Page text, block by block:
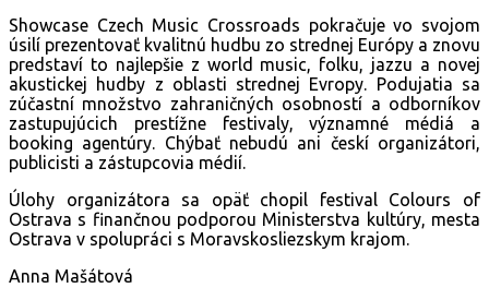
Showcase Czech Music Crossroads pokračuje vo svojom
úsilí prezentovať kvalitnú hudbu zo strednej Európy a znovu
predstaví to najlepšie z world music, folku, jazzu a novej
akustickej hudby z oblasti strednej Evropy. Podujatia sa
zúčastní množstvo zahraničných osobností a odborníkov
zastupujúcich prestížne festivaly, významné médiá a
booking agentúry. Chýbať nebudú ani českí organizátori,
publicisti a zástupcovia médií.
Úlohy organizátora sa opäť chopil festival Colours of
Ostrava s finančnou podporou Ministerstva kultúry, mesta
Ostrava v spolupráci s Moravskosliezskym krajom.
Anna Mašátová